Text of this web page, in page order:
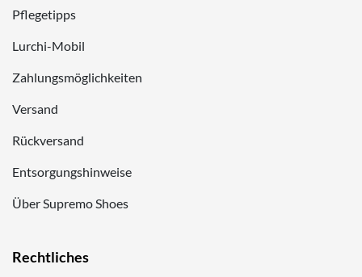
Pflegetipps
Lurchi-Mobil
Zahlungsmöglichkeiten
Versand
Rückversand
Entsorgungshinweise
Über Supremo Shoes
Rechtliches